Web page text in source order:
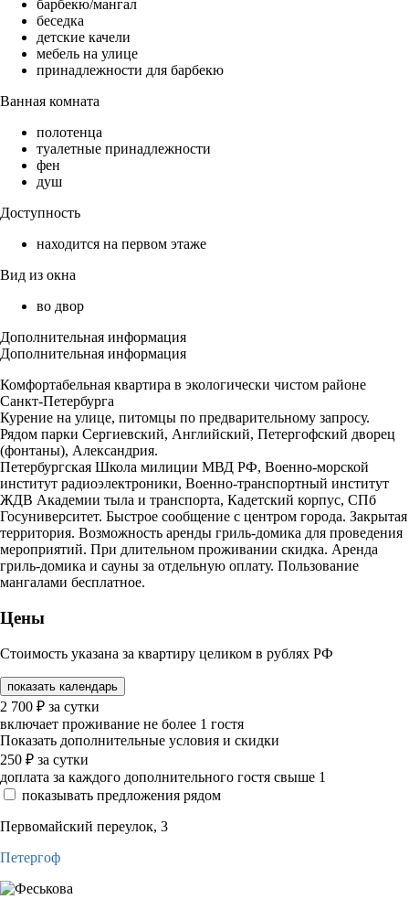
барбекю/мангал
беседка
детские качели
мебель на улице
принадлежности для барбекю
Ванная комната
полотенца
туалетные принадлежности
фен
душ
Доступность
находится на первом этаже
Вид из окна
во двор
Дополнительная информация
Дополнительная информация
Комфортабельная квартира в экологически чистом районе
Санкт-Петербурга
Курение на улице, питомцы по предварительному запросу.
Рядом парки Сергиевский, Английский, Петергофский дворец
(фонтаны), Александрия.
Петербургская Школа милиции МВД РФ, Военно-морской
институт радиоэлектроники, Военно-транспортный институт
ЖДВ Академии тыла и транспорта, Кадетский корпус, СПб
Госуниверситет. Быстрое сообщение с центром города. Закрытая
территория. Возможность аренды гриль-домика для проведения
мероприятий. При длительном проживании скидка. Аренда
гриль-домика и сауны за отдельную оплату. Пользование
мангалами бесплатное.
Цены
Стоимость указана за квартиру целиком в рублях РФ
показать календарь
2 700 ₽ за сутки
включает проживание не более 1 гостя
Показать дополнительные условия и скидки
250 ₽ за сутки
доплата за каждого дополнительного гостя свыше 1
показывать предложения рядом
Первомайский переулок, 3
Петергоф